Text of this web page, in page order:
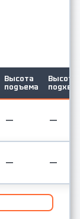
Высота
подъема
Высота
— —
— —